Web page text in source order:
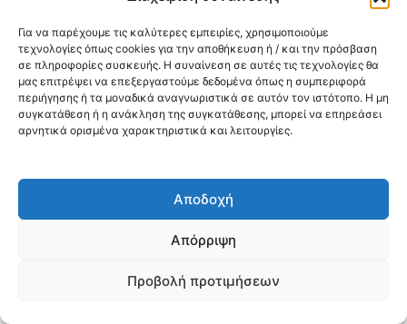
Για να παρέχουμε τις καλύτερες εμπειρίες, χρησιμοποιούμε
τεχνολογίες όπως cookies για την αποθήκευση ή / και την πρόσβαση
σε πληροφορίες συσκευής. Η συναίνεση σε αυτές τις τεχνολογίες θα
μας επιτρέψει να επεξεργαστούμε δεδομένα όπως η συμπεριφορά
περιήγησης ή τα μοναδικά αναγνωριστικά σε αυτόν τον ιστότοπο. Η μη
συγκατάθεση ή η ανάκληση της συγκατάθεσης, μπορεί να επηρεάσει
αρνητικά ορισμένα χαρακτηριστικά και λειτουργίες.
Αποδοχή
Απόρριψη
Προβολή προτιμήσεων
Θεσσαλονίκη, Ελλάδα Τηλ: +30 2311 226 200
email: 3ype@3ype.gr
Page Visits:
00015 Website Visits: 1596286